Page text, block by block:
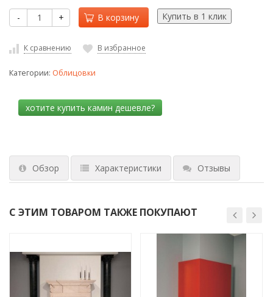
- + В корзину
К сравнению В избранное
Категории: Облицовки
Обзор Характеристики Отзывы
С ЭТИМ ТОВАРОМ ТАКЖЕ ПОКУПАЮТ